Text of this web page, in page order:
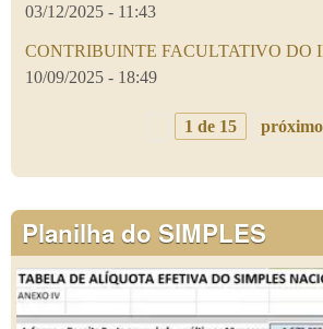
03/12/2025 - 11:43
CONTRIBUINTE FACULTATIVO DO
10/09/2025 - 18:49
1 de 15
próximo
Planilha do SIMPLES